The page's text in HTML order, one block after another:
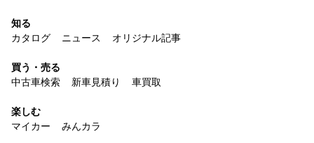
知る
カタログ
ニュース オリジナル記事
買う・売る
中古車検索
新車見積り 車買取
楽しむ
マイカー
みんカラ